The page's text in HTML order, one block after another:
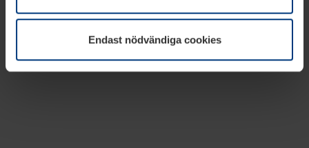
vår webbplats.
Endast nödvändiga cookies